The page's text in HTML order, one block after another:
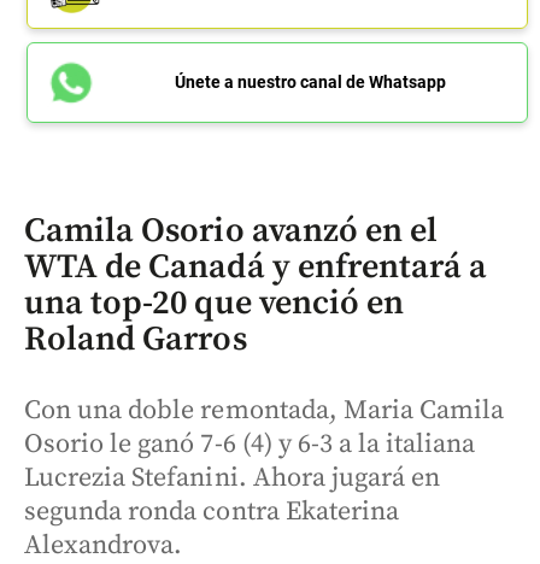
Únete a nuestro canal de Whatsapp
Camila Osorio avanzó en el
WTA de Canadá y enfrentará a
una top-20 que venció en
Roland Garros
Con una doble remontada, Maria Camila
Osorio le ganó 7-6 (4) y 6-3 a la italiana
Lucrezia Stefanini. Ahora jugará en
segunda ronda contra Ekaterina
Alexandrova.